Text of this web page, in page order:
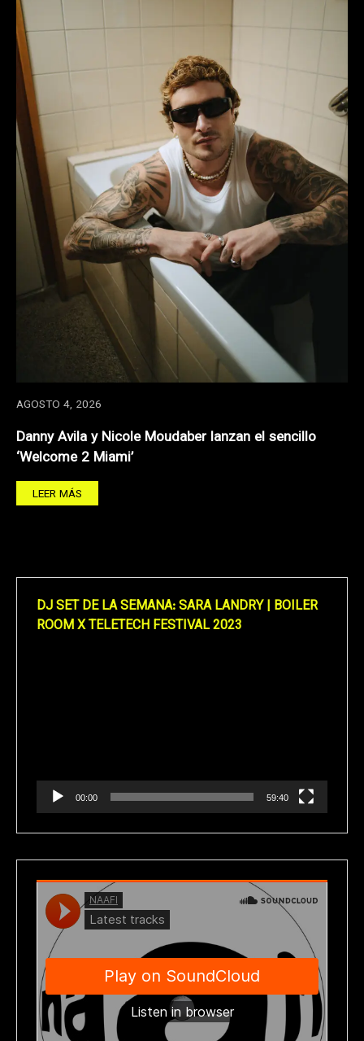
AGOSTO 4, 2026
Danny Avila y Nicole Moudaber lanzan el sencillo
‘Welcome 2 Miami’
LEER MÁS
DJ SET DE LA SEMANA: SARA LANDRY | BOILER
ROOM X TELETECH FESTIVAL 2023
00:00 59:40